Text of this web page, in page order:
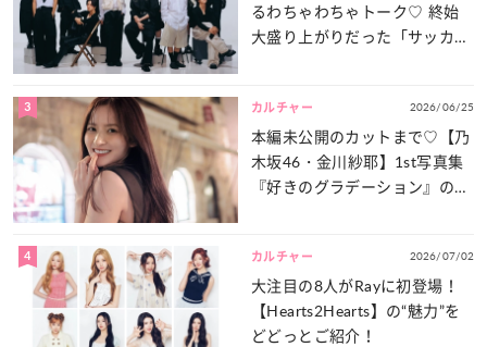
るわちゃわちゃトーク♡ 終始
大盛り上がりだった「サッカー
3 カルチャー 2026/06/25
本編未公開のカットまで♡【乃
木坂46・金川紗耶】1st写真集
『好きのグラデーション』の魅
4 カルチャー 2026/07/02
大注目の8人がRayに初登場！
【Hearts2Hearts】の“魅力”を
どどっとご紹介！